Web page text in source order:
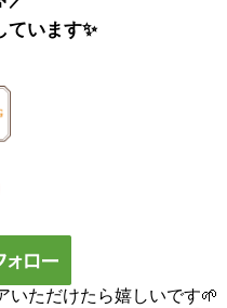
ています✨
いただけたら嬉しいです🌱